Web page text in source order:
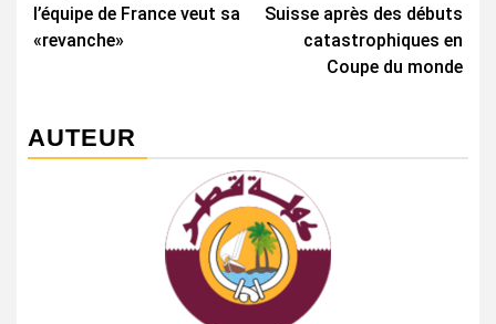
l’équipe de France veut sa
«revanche»
Suisse après des débuts
catastrophiques en
Coupe du monde
AUTEUR